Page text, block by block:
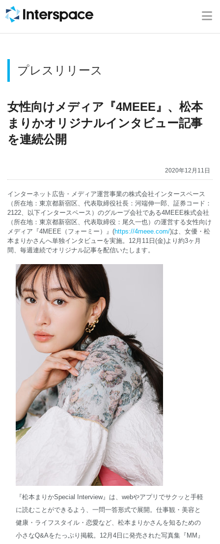
ホーム
事業内容
ニュース
IR情報
お問い合わせ
English
プレスリリース
女性向けメディア『4MEEE』、松本
まりかオリジナルインタビュー記事
を連続公開
2020年12月11日
インターネット広告・メディア運営事業の株式会社インタースペース
（所在地：東京都新宿区、代表取締役社長：河端伸一郎、証券コード：
2122、以下インタースペース）のグループ会社である4MEEE株式会社
（所在地：東京都新宿区、代表取締役：尾久一也）の運営する女性向け
メディア『4MEEE（フォーミー）』(https://4meee.com/)は、女優・松
本まりかさんへ単独インタビューを実施。12月11日(金)より約3ヶ月
間、毎週連続でオリジナル記事を配信いたします。
『松本まりかSpecial Interview』は、webやアプリでサクッと手軽
に読むことができるよう、一問一答形式で展開。仕事観・美容と
健康・ライフスタイル・恋愛など、松本まりかさんを知るための
小さなQ&Aをたっぷり掲載。12月4日に発売された写真集『MM』